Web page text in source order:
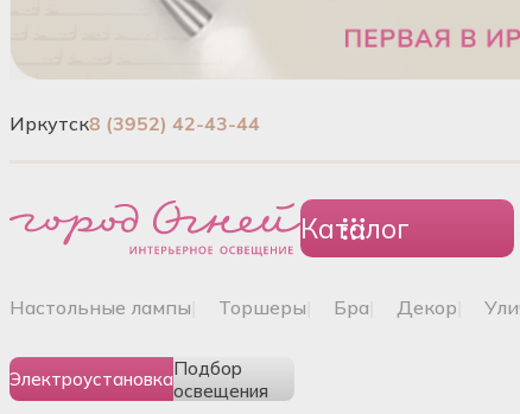
Иркутск8 (3952) 42-43-44
Каталог
настольные лампы торшеры бра декор
ЭлектроустановкаПодбор
освещения